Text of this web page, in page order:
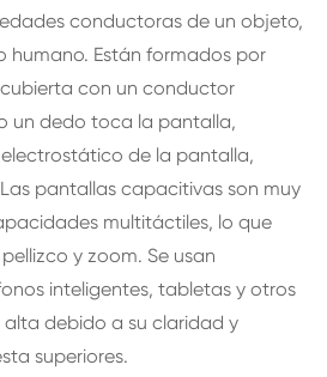
conductoras de un objeto,
humano. Están formados por
con un conductor
un dedo toca la pantalla,
de la pantalla,
pantallas capacitivas son muy
multitáctiles, lo que
y zoom. Se usan
inteligentes, tabletas y otros
debido a su claridad y
superiores.